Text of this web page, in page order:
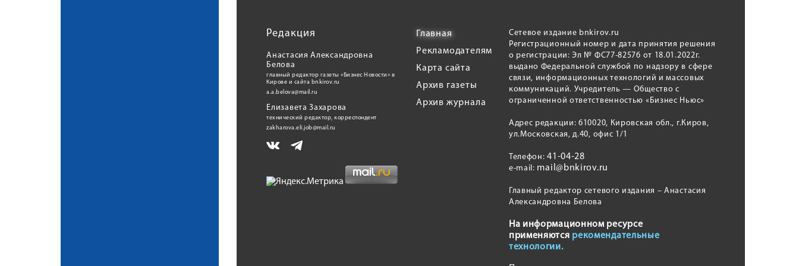
Редакция
Анастасия Александровна
Белова
главный редактор газеты «Бизнес Новости» в
Кирове и сайта bnkirov.ru
a.a.belova@mail.ru
Елизавета Захарова
технический редактор, корреспондент
zakharova.eli.job@mail.ru
Главная
Рекламодателям
Карта сайта
Архив газеты
Архив журнала
Сетевое издание bnkirov.ru
Регистрационный номер и дата принятия решения
о регистрации: Эл № ФС77-82576 от 18.01.2022г.
выдано Федеральной службой по надзору в сфере
связи, информационных технологий и массовых
коммуникаций. Учредитель — Общество с
ограниченной ответственностью «Бизнес Ньюс»
Адрес редакции: 610020, Кировская обл., г.Киров,
ул.Московская, д.40, офис 1/1
Телефон:41-04-28
e-mail: mail@bnkirov.ru
Главный редактор сетевого издания – Анастасия
Александровна Белова
На информационном ресурсе
применяются рекомендательные
технологии.